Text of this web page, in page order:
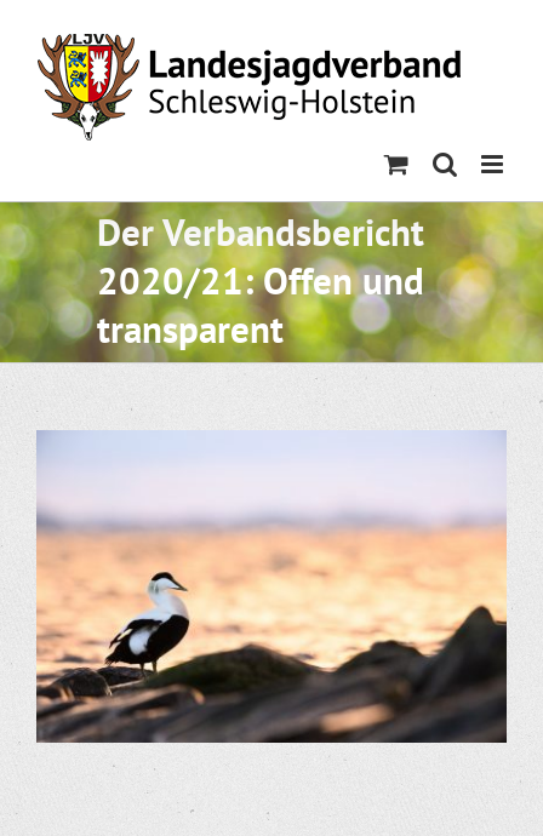
content
Der Verbandsbericht
2020/21: Offen und
transparent
Bild